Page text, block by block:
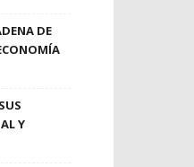
DE
Y